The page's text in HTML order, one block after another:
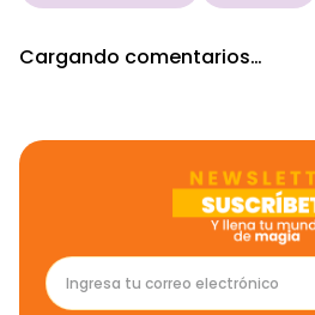
Cargando comentarios…